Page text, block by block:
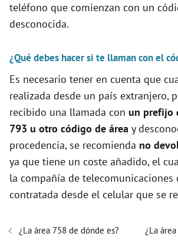
o
teléfono que comienzan con un
desconocida.
¿Qué debes hacer si te llaman con el
Es necesario tener en cuenta que
realizada desde un país extranjero,
recibido una llamada con un prefijo
793 u otro código de área y
procedencia, se recomienda no
ya que tiene un coste añadido, el
la compañía de telecomunicaciones
contratada desde el celular que se
¿La área 758 de dónde es? ¿La